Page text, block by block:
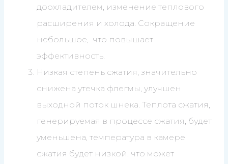
доохладителем, изменение теплового
расширения и холода. Сокращение
небольшое, что повышает
эффективность.
Низкая степень сжатия, значительно
снижена утечка флегмы, улучшен
выходной поток шнека. Теплота сжатия,
генерируемая в процессе сжатия, будет
уменьшена, температура в камере
сжатия будет низкой, что может